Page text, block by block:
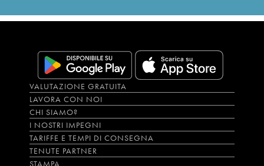
VALUTAZIONE GRATUITA
LAVORA CON NOI
CHI SIAMO?
I NOSTRI IMPEGNI
TARIFFE E TEMPI DI CONSEGNA
TENUTE PARTNER
STAMPA